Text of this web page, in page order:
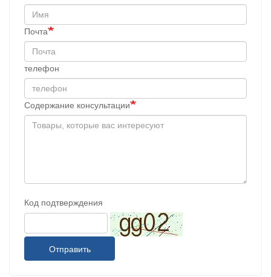
Почта
телефон
Содержание консультации
Код подтверждения
Отправить